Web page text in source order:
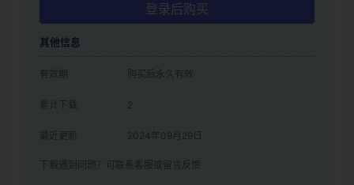
登录后购买
其他信息
有效期 购买后永久有效
累计下载 2
最近更新 2024年09月29日
下载遇到问题？可联系客服或留言反馈